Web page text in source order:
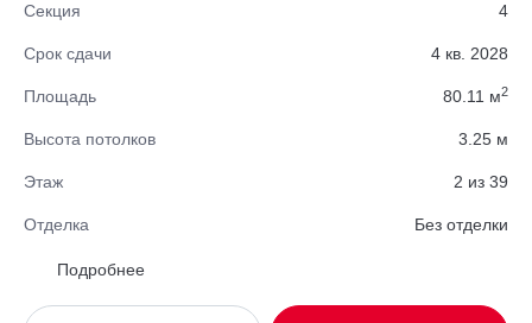
Секция 4
Срок сдачи 4 кв. 2028
Площадь 80.11 м2
Высота потолков 3.25 м
Этаж 2 из 39
Отделка Без отделки
Район
Вид из окна Во двор
Подробнее